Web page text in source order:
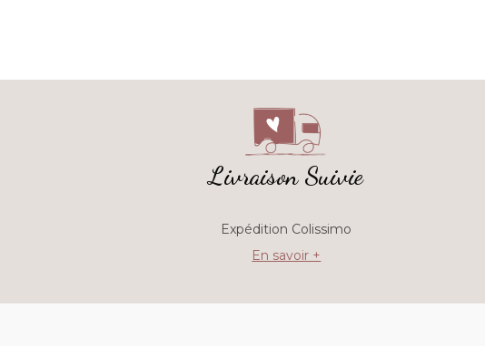
Livraison Suivie
Expédition Colissimo
En savoir +